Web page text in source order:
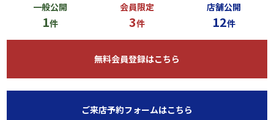
一般公開
1件
会員限定
3件
店舗公開
12件
無料会員登録はこちら
ご来店予約フォームはこちら